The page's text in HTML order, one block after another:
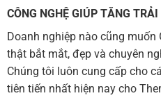
CÔNG NGHỆ GIÚP TĂNG
Doanh nghiệp nào cũng muốn
thật bắt mắt, đẹp và chuyên
Chúng tôi luôn cung cấp cho
tiên tiến nhất hiện nay cho